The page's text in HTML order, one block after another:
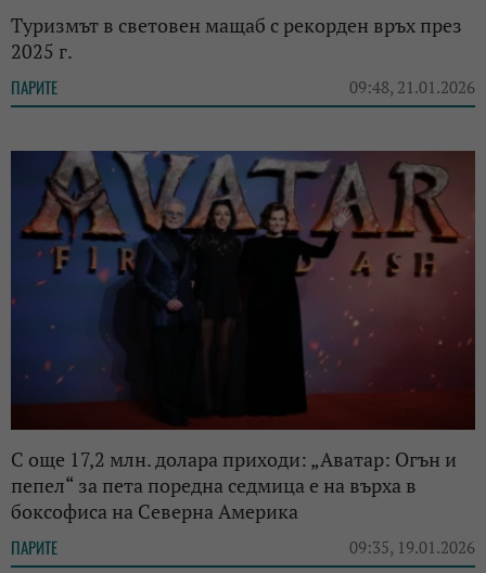
Туризмът в световен мащаб с рекорден връх през
2025 г.
ПАРИТЕ 09:48, 21.01.2026
С още 17,2 млн. долара приходи: „Аватар: Огън и
пепел“ за пета поредна седмица е на върха в
боксофиса на Северна Америка
ПАРИТЕ 09:35, 19.01.2026